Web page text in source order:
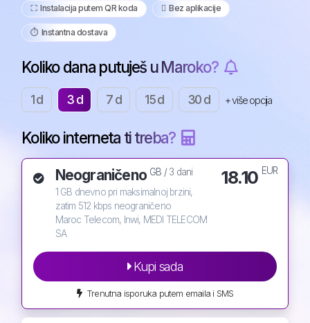
⛶️️ Instalacija putem QR koda ️ Bez aplikacije
⏱️️ Instantna dostava
Koliko dana putuješ u Maroko?
1 d 3 d 7 d 15 d 30 d + više opcija
Koliko interneta ti treba?
Neograničeno GB /3 dani
1 GB dnevno pri maksimalnoj brzini,
zatim 512 kbps neograničeno
Maroc Telecom, Inwi, MEDI TELECOM
SA
18.10 EUR
Kupi sada
Trenutna isporuka putem emaila i SMS